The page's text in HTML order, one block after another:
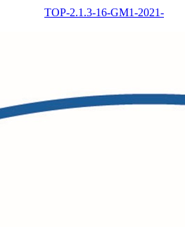
TOP-2.1.3-16-GM1-2021-